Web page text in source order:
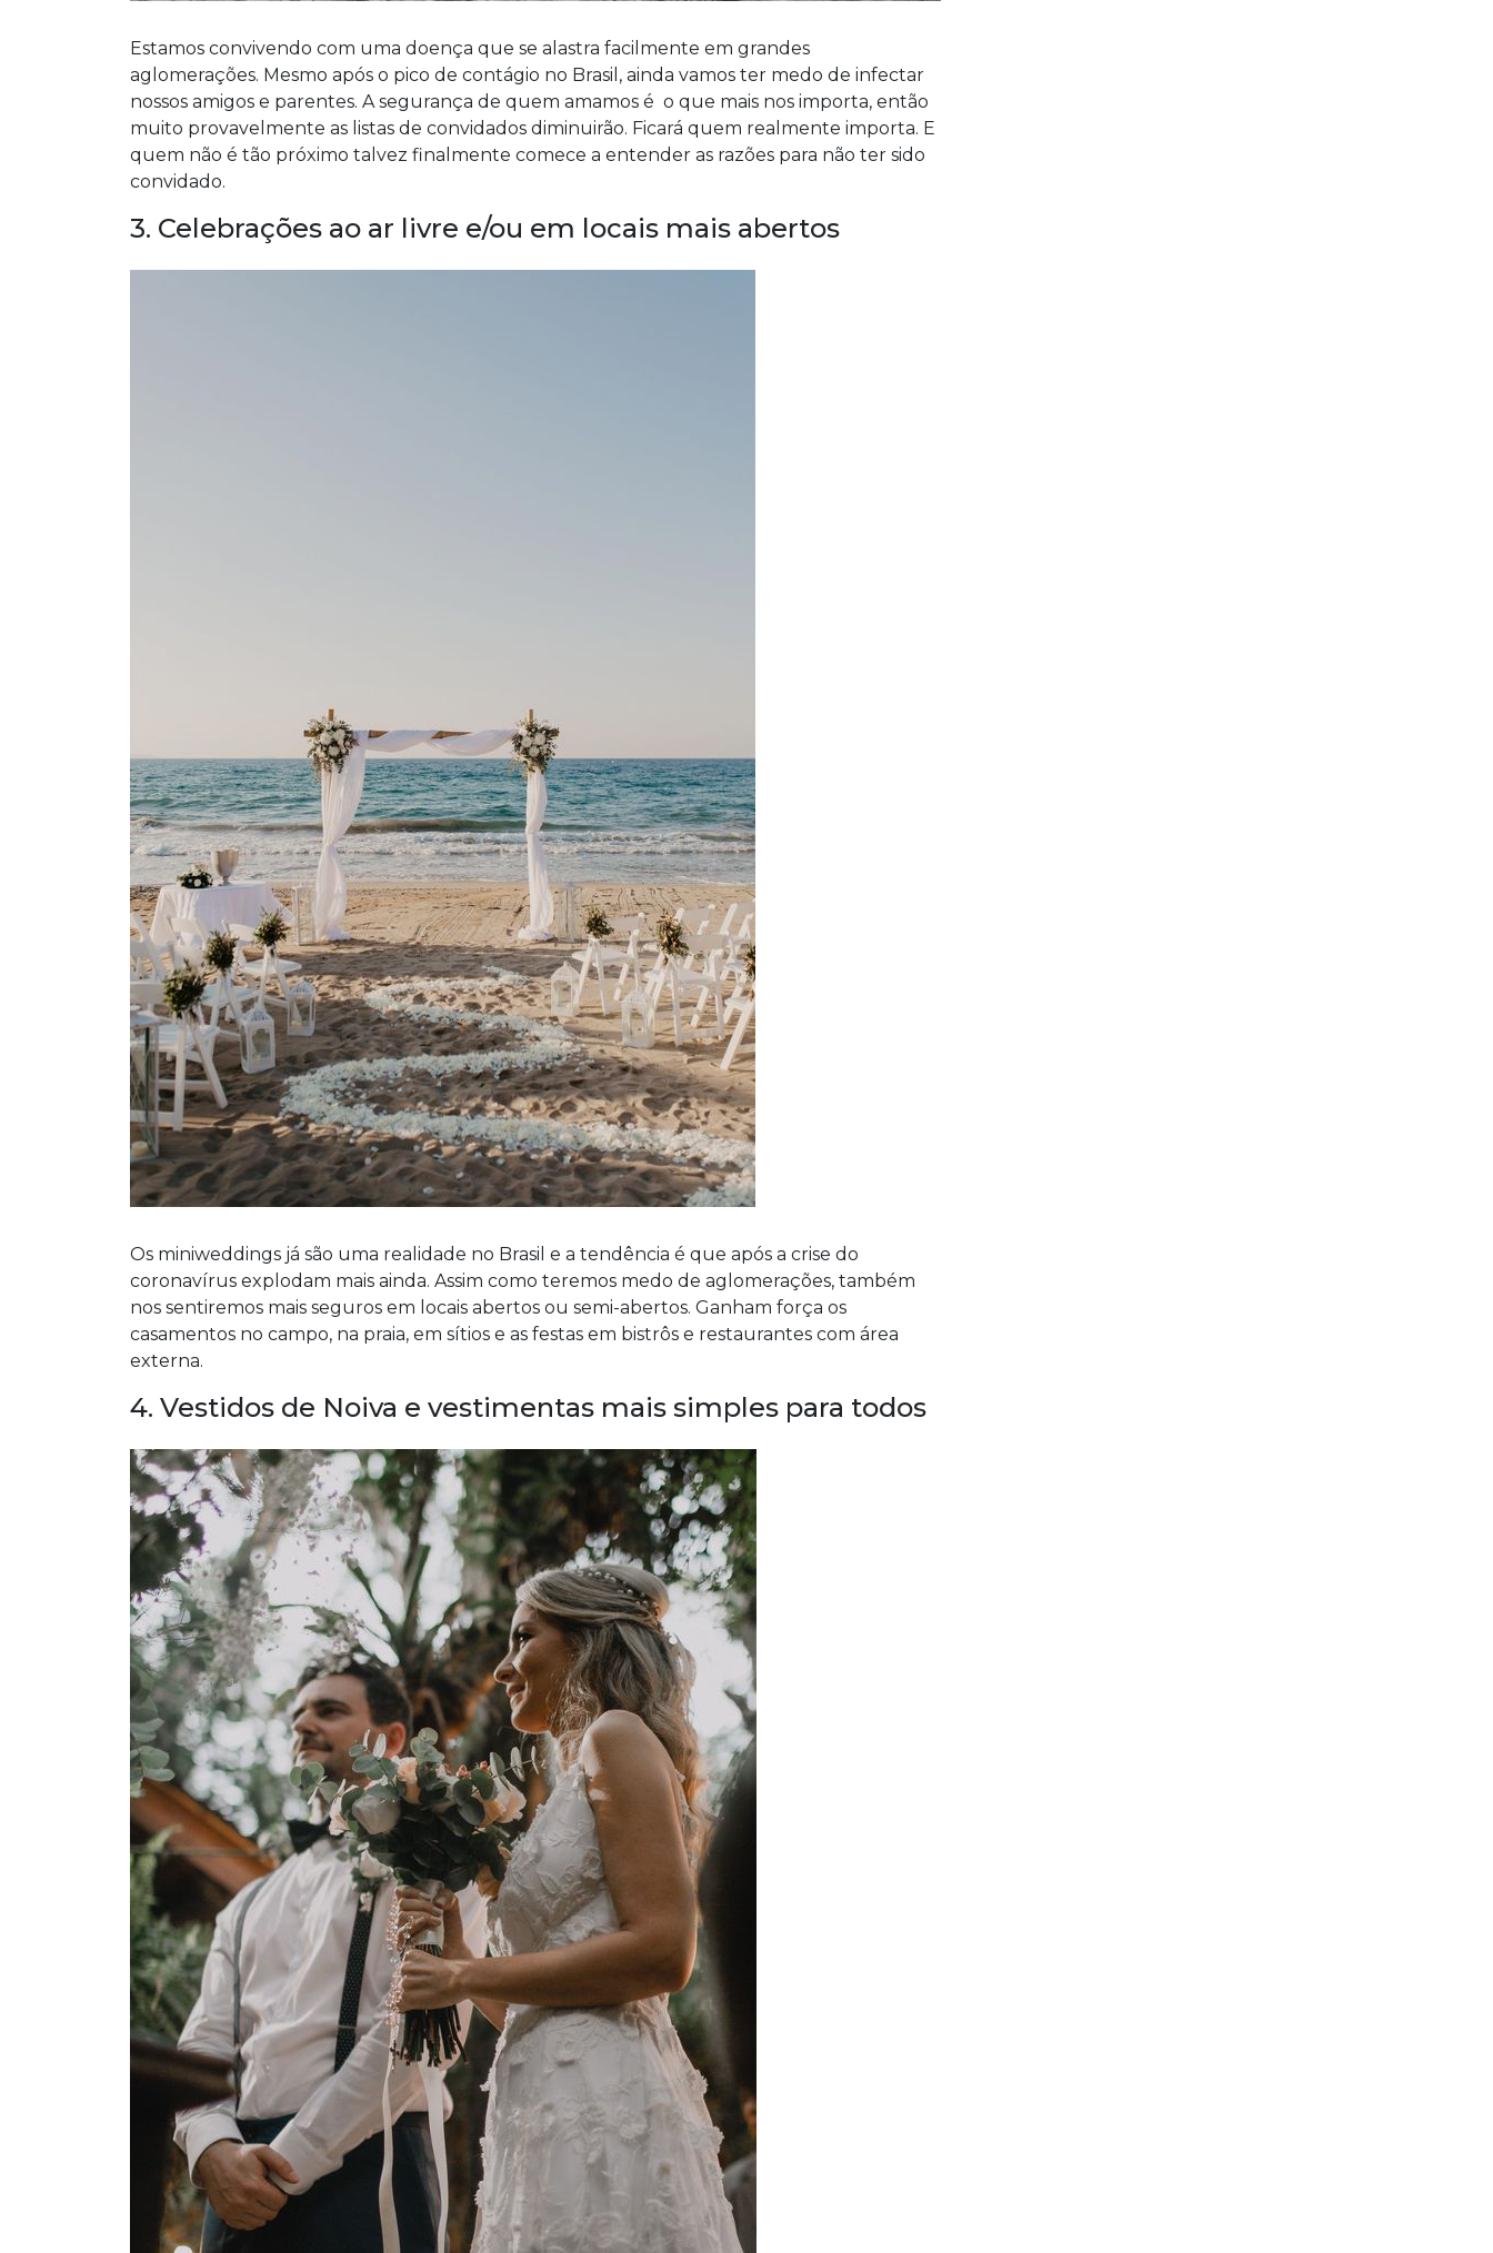
Estamos convivendo com uma doença que se alastra facilmente em grandes
aglomerações. Mesmo após o pico de contágio no Brasil, ainda vamos ter medo de infectar
nossos amigos e parentes. A segurança de quem amamos é o que mais nos importa, então
muito provavelmente as listas de convidados diminuirão. Ficará quem realmente importa. E
quem não é tão próximo talvez finalmente comece a entender as razões para não ter sido
convidado.
3. Celebrações ao ar livre e/ou em locais mais abertos
Os miniweddings já são uma realidade no Brasil e a tendência é que após a crise do
coronavírus explodam mais ainda. Assim como teremos medo de aglomerações, também
nos sentiremos mais seguros em locais abertos ou semi-abertos. Ganham força os
casamentos no campo, na praia, em sítios e as festas em bistrôs e restaurantes com área
externa.
4. Vestidos de Noiva e vestimentas mais simples para todos